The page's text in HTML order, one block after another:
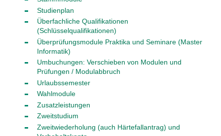
Studienplan
Überfachliche Qualifikationen
(Schlüsselqualifikationen)
Überprüfungsmodule Praktika und Seminare (Master
Informatik)
Umbuchungen: Verschieben von Modulen und
Prüfungen / Modulabbruch
Urlaubssemester
Wahlmodule
Zusatzleistungen
Zweitstudium
Zweitwiederholung (auch Härtefallantrag) und